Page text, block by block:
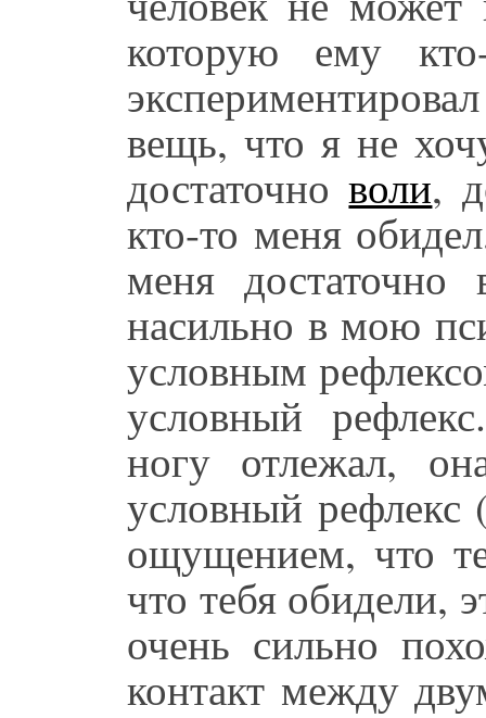
которую ему
вещь, что я не
достаточноволи,
кто-то меня
меня
насильно в мою
условным
условный
ногу отлежал,
условный
ощущением, что
что тебя обидели,
очень сильно
контакт между